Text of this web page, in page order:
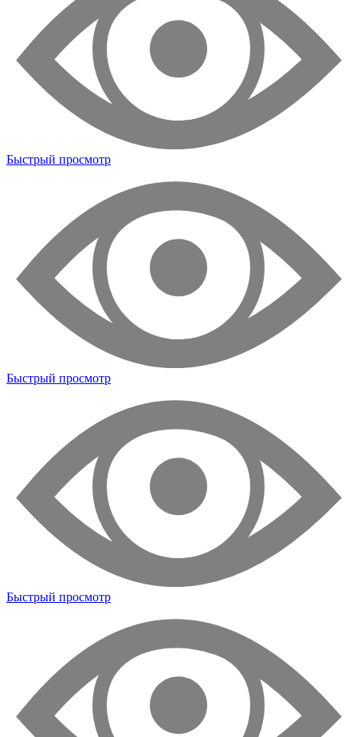
Быстрый просмотр
Быстрый просмотр
Быстрый просмотр